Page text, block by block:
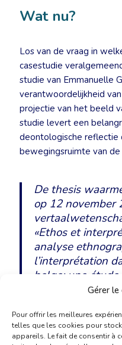
Gérer
Pour offrir les meilleures
telles que les cookies pour
appareils. Le fait de consentir à
Wat nu?
Los van de vraag in
casestudie
studie van Emmanuelle
verantwoordelijkheid
projectie van het beeld
studie levert een
deontologische reflectie
bewegingsruimte van
De thesis
op 12 november
«Ethos et
analyse
l’interprétation
belge: une étude